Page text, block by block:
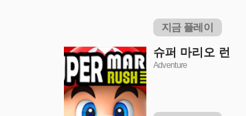
지금 플레이
슈퍼 마리오 런
Adventure